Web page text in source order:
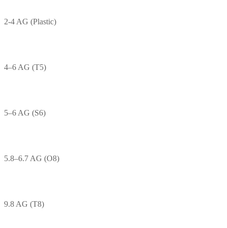
2-4 AG (Plastic)
4–6 AG (T5)
5–6 AG (S6)
5.8–6.7 AG (O8)
9.8 AG (T8)